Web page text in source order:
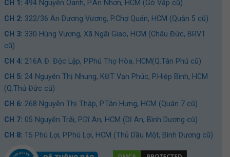
CH 1: 494 Nguyễn Oanh, P.An Nhơn, HCM (Gò Vấp cũ)
CH 2: 322/36 An Dương Vương, P.Chợ Quán, HCM (Quận 5 cũ)
CH 3: 330 Hùng Vương, Xã Ngãi Giao, HCM (Châu Đức, BRVT
cũ)
CH 4: 216A Đ. Độc Lập, P.Phú Thọ Hòa, HCM(Q.Tân Phú cũ)
CH 5: 24 Nguyễn Thị Nhung, KĐT Vạn Phúc, P.Hiệp Bình, HCM
(Q.Thủ Đức cũ)
CH 6: 268 Nguyễn Thị Thập, P.Tân Hưng, HCM (Quận 7 cũ)
CH 7: 05 Nguyễn Trãi, P.Dĩ An, HCM (Dĩ An, Bình Dương cũ)
CH 8: 15 Phú Lợi, P.Phú Lợi, HCM (Thủ Dầu Một, Bình Dương cũ)